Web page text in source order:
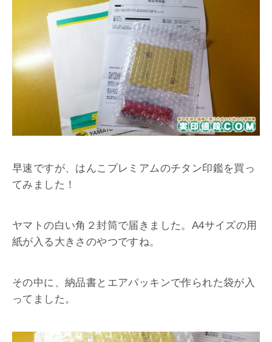
早速ですが、はんこプレミアムのチタン印鑑を買っ
てみました！
ヤマトの白い角２封筒で届きました。A4サイズの用
紙が入る大きさのやつですね。
その中に、納品書とエアパッキンで作られた袋が入
ってました。